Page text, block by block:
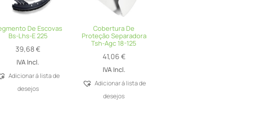
De Escovas
Bs-Lhs-E 225
39,68€
IVA Incl.
Adicionar á lista de
desejos
Cobertura De
Proteção Separadora
Tsh-Agc 18-125
41,06 €
IVA Incl.
Adicionar á lista de
desejos